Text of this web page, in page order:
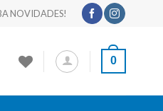
NOVIDADES!
0